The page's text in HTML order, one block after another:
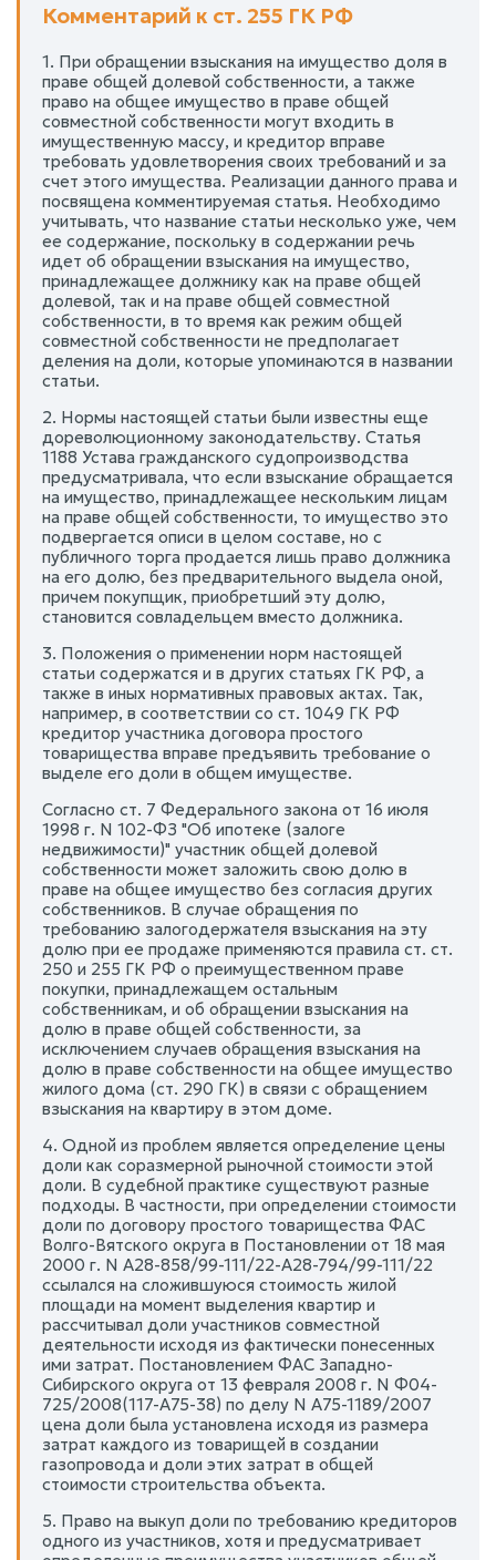
Комментарий к ст. 255 ГК РФ
1. При обращении взыскания на имущество доля в
праве общей долевой собственности, а также
право на общее имущество в праве общей
совместной собственности могут входить в
имущественную массу, и кредитор вправе
требовать удовлетворения своих требований и за
счет этого имущества. Реализации данного права и
посвящена комментируемая статья. Необходимо
учитывать, что название статьи несколько уже, чем
ее содержание, поскольку в содержании речь
идет об обращении взыскания на имущество,
принадлежащее должнику как на праве общей
долевой, так и на праве общей совместной
собственности, в то время как режим общей
совместной собственности не предполагает
деления на доли, которые упоминаются в названии
статьи.
2. Нормы настоящей статьи были известны еще
дореволюционному законодательству. Статья
1188 Устава гражданского судопроизводства
предусматривала, что если взыскание обращается
на имущество, принадлежащее нескольким лицам
на праве общей собственности, то имущество это
подвергается описи в целом составе, но с
публичного торга продается лишь право должника
на его долю, без предварительного выдела оной,
причем покупщик, приобретший эту долю,
становится совладельцем вместо должника.
3. Положения о применении норм настоящей
статьи содержатся и в других статьях ГК РФ, а
также в иных нормативных правовых актах. Так,
например, в соответствии со ст. 1049 ГК РФ
кредитор участника договора простого
товарищества вправе предъявить требование о
выделе его доли в общем имуществе.
Согласно ст. 7 Федерального закона от 16 июля
1998 г. N 102-ФЗ "Об ипотеке (залоге
недвижимости)" участник общей долевой
собственности может заложить свою долю в
праве на общее имущество без согласия других
собственников. В случае обращения по
требованию залогодержателя взыскания на эту
долю при ее продаже применяются правила ст. ст.
250 и 255 ГК РФ о преимущественном праве
покупки, принадлежащем остальным
собственникам, и об обращении взыскания на
долю в праве общей собственности, за
исключением случаев обращения взыскания на
долю в праве собственности на общее имущество
жилого дома (ст. 290 ГК) в связи с обращением
взыскания на квартиру в этом доме.
4. Одной из проблем является определение цены
доли как соразмерной рыночной стоимости этой
доли. В судебной практике существуют разные
подходы. В частности, при определении стоимости
доли по договору простого товарищества ФАС
Волго-Вятского округа в Постановлении от 18 мая
2000 г. N А28-858/99-111/22-А28-794/99-111/22
ссылался на сложившуюся стоимость жилой
площади на момент выделения квартир и
рассчитывал доли участников совместной
деятельности исходя из фактически понесенных
ими затрат. Постановлением ФАС Западно-
Сибирского округа от 13 февраля 2008 г. N Ф04-
725/2008(117-А75-38) по делу N А75-1189/2007
цена доли была установлена исходя из размера
затрат каждого из товарищей в создании
газопровода и доли этих затрат в общей
стоимости строительства объекта.
5. Право на выкуп доли по требованию кредиторов
одного из участников, хотя и предусматривает